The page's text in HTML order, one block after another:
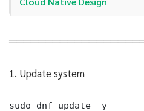
1. Update system
sudo dnf update -y